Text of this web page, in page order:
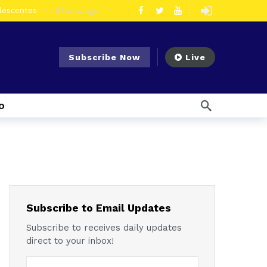
3 horas ago
Azogues 1 día ago
detenida 1 día ago
ago
Subscribe Now Live
Subscribe to Email Updates
Subscribe to receives daily updates
direct to your inbox!